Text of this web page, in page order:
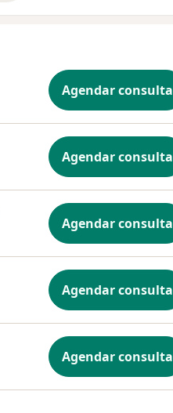
Agendar consulta
Agendar consulta
Agendar consulta
Agendar consulta
Agendar consulta